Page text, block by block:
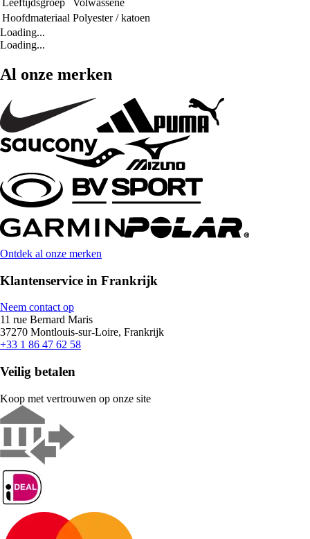
Leeftijdsgroep
Volwassene
Hoofdmateriaal Polyester / katoen
Loading...
Loading...
Al onze merken
Ontdek al onze merken
Klantenservice in Frankrijk
Neem contact op
11 rue Bernard Maris
37270 Montlouis-sur-Loire, Frankrijk
+33 1 86 47 62 58
Veilig betalen
Koop met vertrouwen op onze site